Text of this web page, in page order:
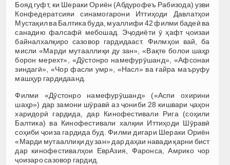
Бояд гуфт, ки Шераки Ориён (Абдурофеъ Рабизода) узви
Конфедератсияи синамогарони Иттиҳоди Давлатҳои
Мустақил ва Балтика буда, муаллифи 42 филми бадеӣ ва
санадию фалсафӣ мебошад. Эҷодиёти ӯ ҳафт ҷоизаи
байналхалқиро сазовор гардидааст. Филмҳои вай, ба
мисли «Марди мутааллиқи ду зан», «Вақте болои шаҳр
борон мерехт», «Дӯстонро намефурӯшанд», «Афсонаи
зиндагӣ», «Чор фасли умр», «Насл» ва ғайра маъруфу
машҳур гардидаанд.
Филми «Дӯстонро намефурӯшанд» («Аспи охирини
шаҳр») дар замони шӯравӣ аз ҷониби 28 кишвари ҷаҳон
харидорӣ гардида, дар Кинофестивали Рига (соҳили
Балтика) ва Кинофестивали халқии Иттиҳоди Шӯравӣ
соҳиби ҷоиза гардида буд. Филми дигари Шераки Ориён
«Марди мутааллиқи ду зан» дар даҳаи навади қарни бист
дар кинофестивалҳои ЕврАзия, Фаронса, Амрико чор
ҷоизаро сазовор гардид.